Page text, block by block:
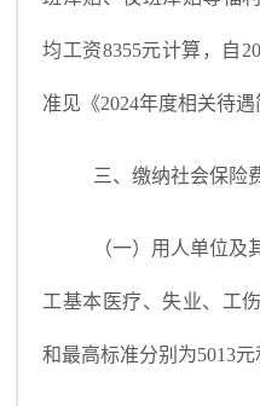
均工资8355元计算，自
准见《2024年度相关待遇
三、缴纳社会保险
（一）用人单位
工基本医疗、失业、工
和最高标准分别为5013元